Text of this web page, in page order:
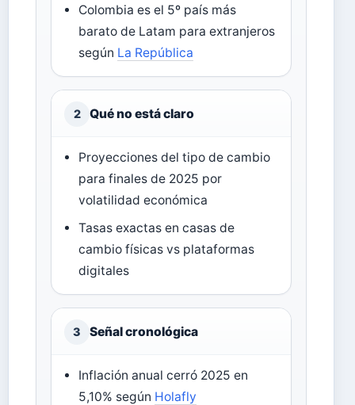
Colombia es el 5º país más
barato de Latam para extranjeros
según La República
2 Qué no está claro
Proyecciones del tipo de cambio
para finales de 2025 por
volatilidad económica
Tasas exactas en casas de
cambio físicas vs plataformas
digitales
3 Señal cronológica
Inflación anual cerró 2025 en
5,10% según Holafly